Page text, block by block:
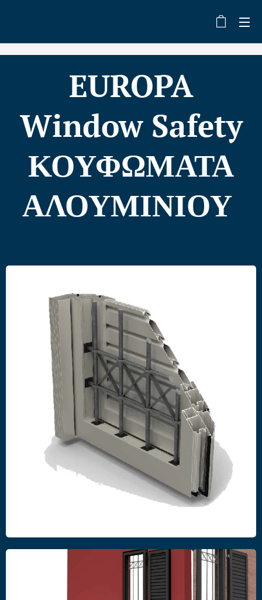
EUROPA
Window Safety
ΚΟΥΦΩΜΑΤΑ
ΑΛΟΥΜΙΝΙΟΥ